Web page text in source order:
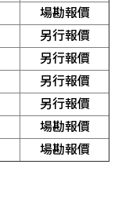
場勘報價
另行報價
另行報價
另行報價
另行報價
場勘報價
場勘報價